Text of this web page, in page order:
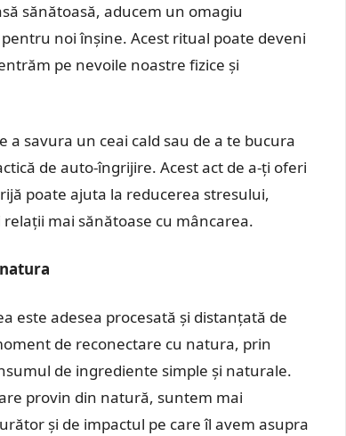
sănătoasă, aducem un omagiu
noi înșine. Acest ritual poate deveni
pe nevoile noastre fizice și
a savura un ceai cald sau de a te bucura
de auto-îngrijire. Acest act de a-ți oferi
poate ajuta la reducerea stresului,
mai sănătoase cu mâncarea.
este adesea procesată și distanțată de
de reconectare cu natura, prin
de ingrediente simple și naturale.
provin din natură, suntem mai
și de impactul pe care îl avem asupra